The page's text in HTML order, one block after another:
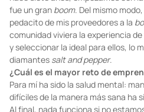
fue un gran boom. Del mismo
pedacito de mis proveedores a la
comunidad viviera la experiencia
y seleccionar la ideal para ellos, lo
diamantes salt and pepper.
¿Cuál es el mayor reto de
Para mí ha sido la salud mental:
difíciles de la manera más sana ha
Al final, nada funciona si no